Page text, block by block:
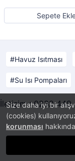
Size daha iyi bir
(cookies)
korunması
Sepete
Havuz Isıtması
Su Isı Pompaları
İletişim : 0232 449